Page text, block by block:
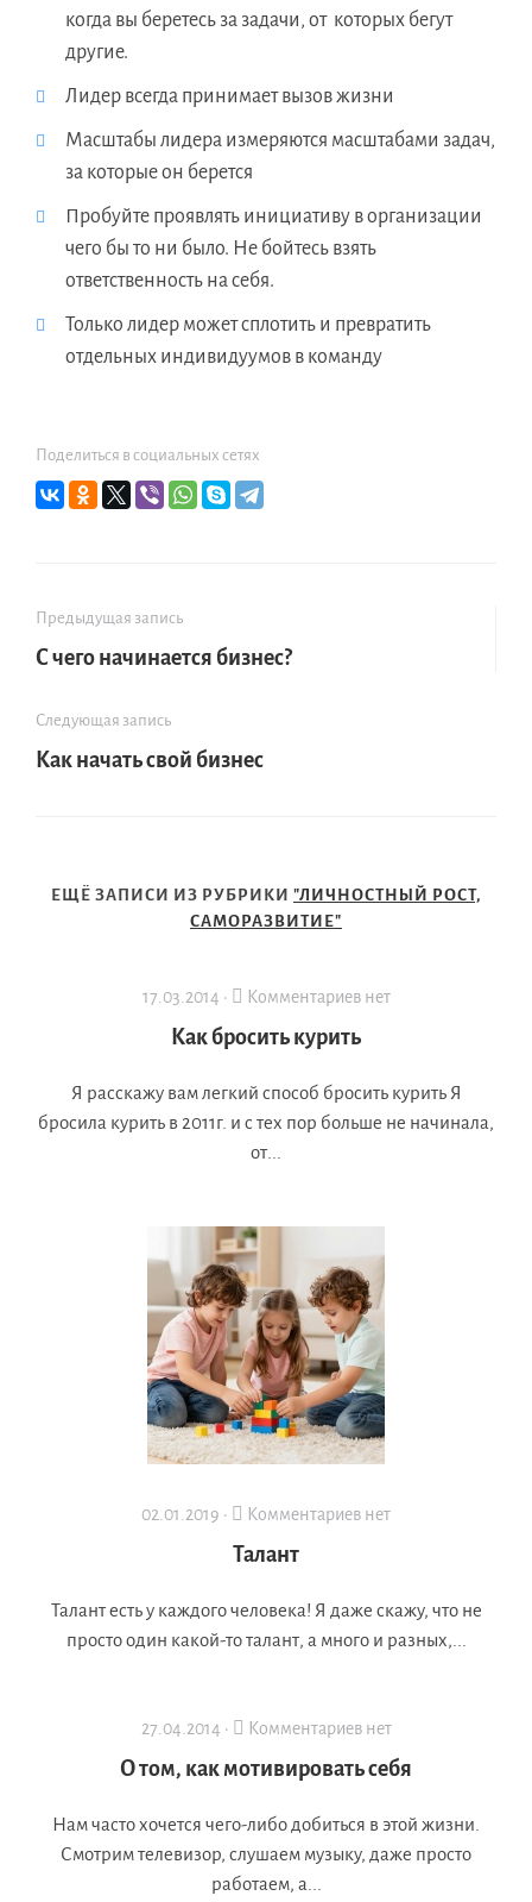
когда вы беретесь за задачи, от которых бегут
другие.
Лидер всегда принимает вызов жизни
Масштабы лидера измеряются масштабами задач,
за которые он берется
Пробуйте проявлять инициативу в организации
чего бы то ни было. Не бойтесь взять
ответственность на себя.
Только лидер может сплотить и превратить
отдельных индивидуумов в команду
Поделиться в социальных сетях
Предыдущая запись
С чего начинается бизнес?
Следующая запись
Как начать свой бизнес
ЕЩЁ ЗАПИСИ ИЗ РУБРИКИ "ЛИЧНОСТНЫЙ РОСТ,
САМОРАЗВИТИЕ"
17.03.2014 · Комментариев нет
Как бросить курить
Я расскажу вам легкий способ бросить курить Я
бросила курить в 2011г. и с тех пор больше не начинала,
от...
02.01.2019 · Комментариев нет
Талант
Талант есть у каждого человека! Я даже скажу, что не
просто один какой-то талант, а много и разных,...
27.04.2014 · Комментариев нет
О том, как мотивировать себя
Нам часто хочется чего-либо добиться в этой жизни.
Смотрим телевизор, слушаем музыку, даже просто
работаем, а...